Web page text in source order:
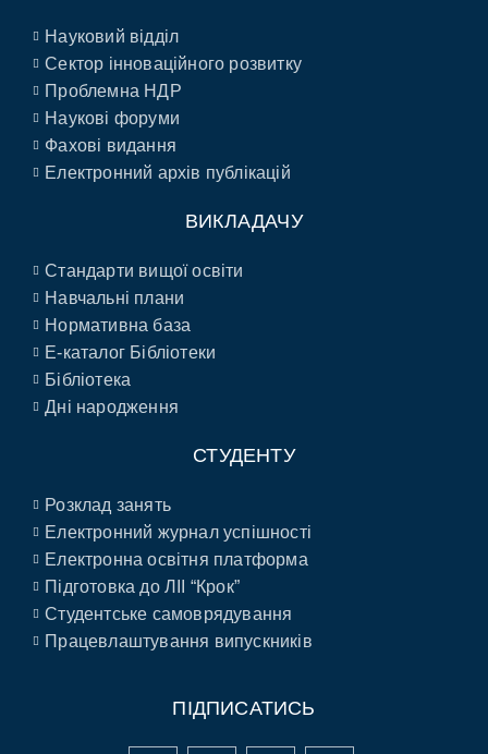
Науковий відділ
Сектор інноваційного розвитку
Проблемна НДР
Наукові форуми
Фахові видання
Електронний архів публікацій
ВИКЛАДАЧУ
Стандарти вищої освіти
Навчальні плани
Нормативна база
E-каталог Бібліотеки
Бібліотека
Дні народження
СТУДЕНТУ
Розклад занять
Електронний журнал успішності
Електронна освітня платформа
Підготовка до ЛІІ “Крок”
Студентське самоврядування
Працевлаштування випускників
ПІДПИСАТИСЬ